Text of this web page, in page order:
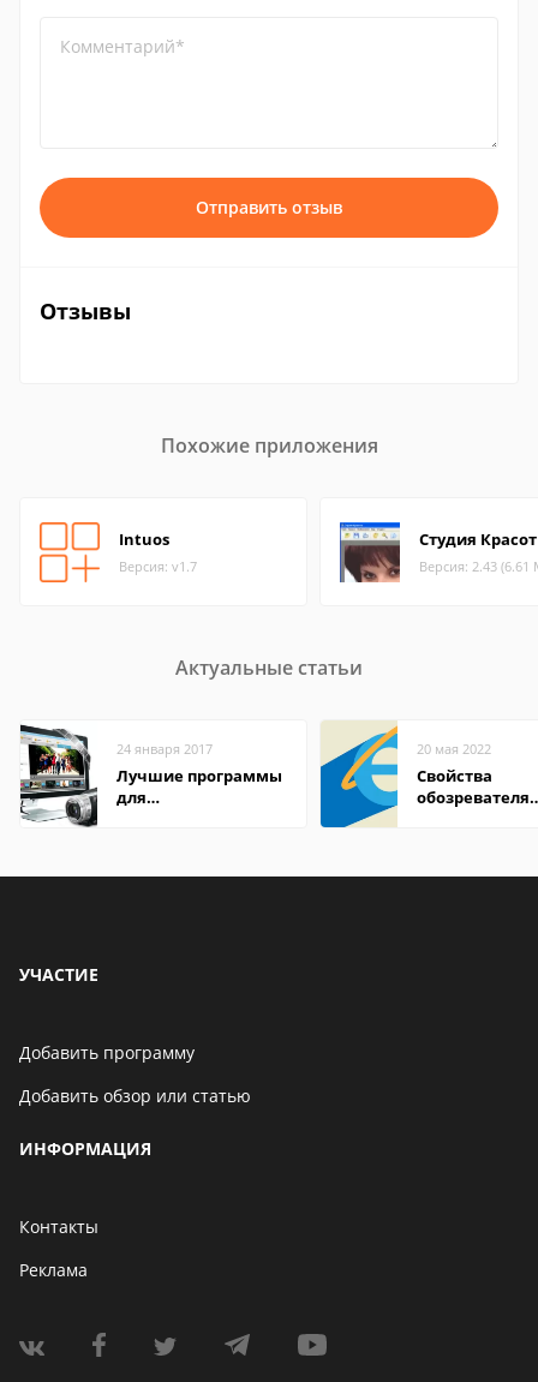
Комментарий*
Отправить отзыв
Отзывы
Похожие приложения
Intuos
Версия: v1.7
Студия
Версия: 2.43 (6.61
Актуальные статьи
24 января 2017
Лучшие программы
для
20 мая 2022
Свойства
обозревателя
УЧАСТИЕ
Добавить программу
Добавить обзор или статью
ИНФОРМАЦИЯ
Контакты
Реклама